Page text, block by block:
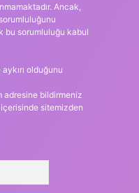
Ancak,
bu sorumluluğu kabul
olduğunu
adresine bildirmeniz
sitemizden